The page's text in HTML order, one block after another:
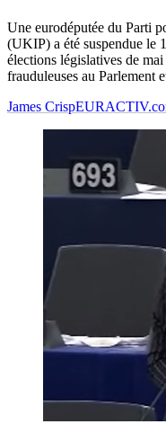
Une eurodéputée du Parti
(UKIP) a été suspendue le
élections législatives de mai
frauduleuses au Parlement
James Crisp